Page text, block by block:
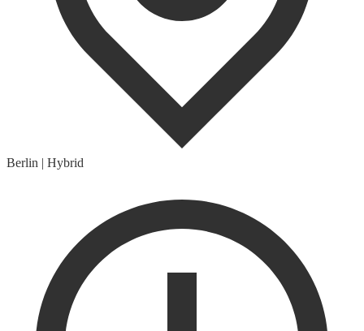
Berlin | Hybrid